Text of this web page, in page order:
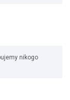
nikogo